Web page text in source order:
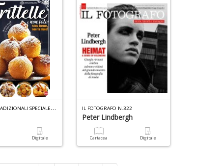
R
ICETTE TRADIZIONALI SPECIALE N.10
Digitale
IL FOTOGRAFO N.322
Peter Lindbergh
Cartacea Digitale